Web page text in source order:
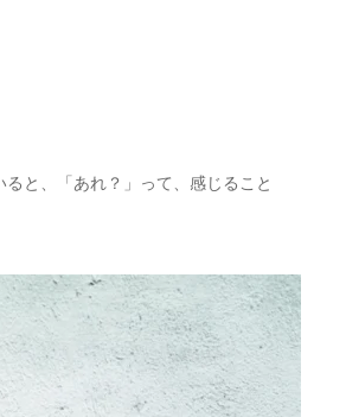
と、「あれ？」って、感じること